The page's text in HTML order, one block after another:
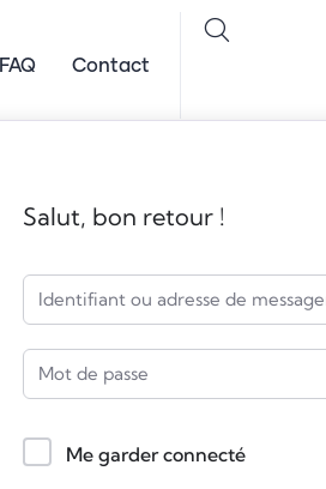
FAQ Contact
Salut, bon retour !
Me garder connecté